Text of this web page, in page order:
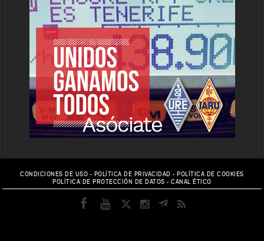
CONDICIONES DE USO - POLÍTICA DE PRIVACIDAD - POLÍTICA DE COOKIES
POLÍTICA DE PROTECCIÓN DE DATOS -CANAL ÉTICO